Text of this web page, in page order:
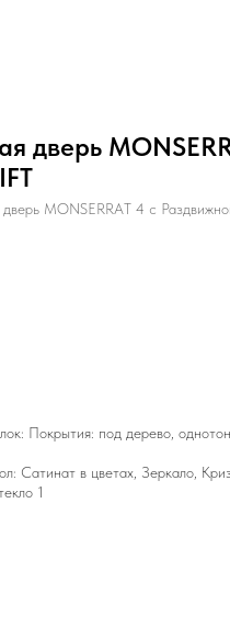
дверь
MONSERRAT 4 с
Покрытия: под дерево,
Сатинат в цветах, Зеркало,
1